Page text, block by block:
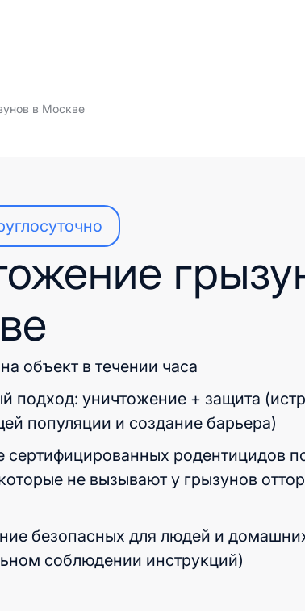
в Москве
объект в течении часа
подход: уничтожение + защита
популяции и создание барьера)
родентицидов
не вызывают у грызунов
безопасных для людей и
соблюдении инструкций)